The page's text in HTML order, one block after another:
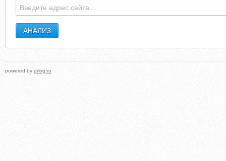
powered by prlog.ru